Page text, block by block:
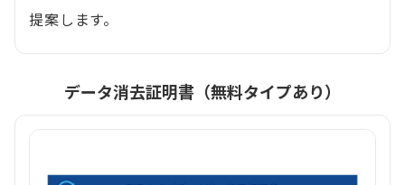
提案します。
データ消去証明書（無料タイプあり）